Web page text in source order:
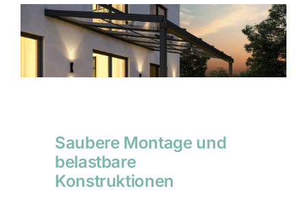
Saubere Montage und
belastbare
Konstruktionen